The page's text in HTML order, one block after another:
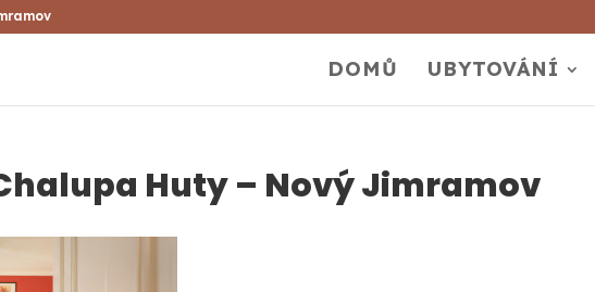
DOMŮ UBYTOVÁNÍ
Huty – Nový Jimramov